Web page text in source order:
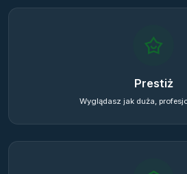
Prestiż
Wyglądasz jak duża,